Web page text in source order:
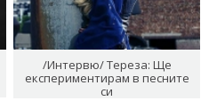
/Интервю/ Тереза: Ще
експериментирам в песните
си